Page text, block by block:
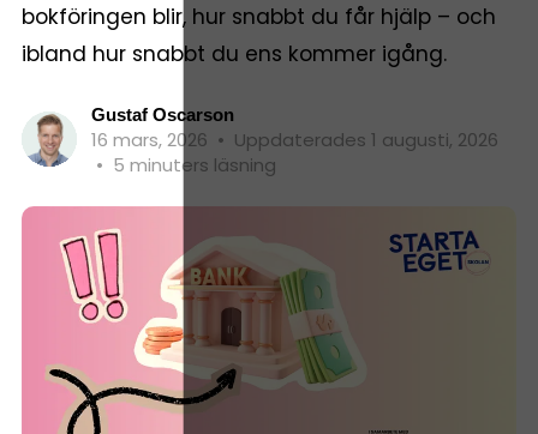
bokföringen blir, hur snabbt du får hjälp – och
ibland hur snabbt du ens kommer igång.
Gustaf Oscarson
16 mars, 2026 • Uppdaterades 1 augusti, 2026
• 5 minuters läsning